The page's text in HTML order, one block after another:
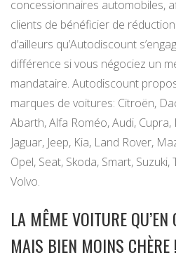
concessionnaires automobiles,
clients de bénéficier de
d’ailleurs qu’Autodiscount
différence si vous négociez un
mandataire. Autodiscount
marques de voitures: Citroën,
Abarth, Alfa Roméo, Audi, Cupra,
Jaguar, Jeep, Kia, Land Rover,
Opel, Seat, Skoda, Smart,
Volvo.
LA MÊME VOITURE
MAIS BIEN MOINS CHÈRE !